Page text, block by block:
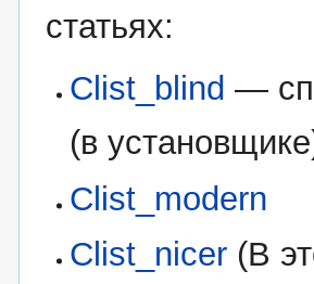
статьях:
Clist_blind —
(в
Clist_modern
Clist_nicer (В